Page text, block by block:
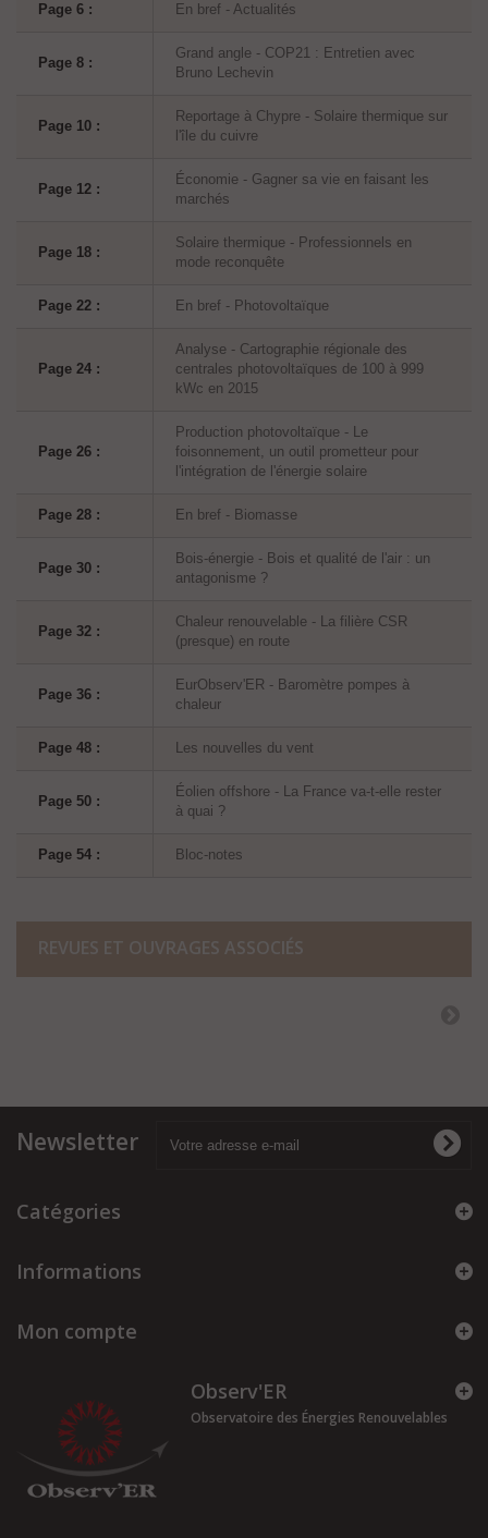
Page 6 : En bref - Actualités
Page 8 :
Grand angle - COP21 : Entretien avec
Bruno Lechevin
Page 10 :
Reportage à Chypre - Solaire thermique sur
l'île du cuivre
Page 12 :
Économie - Gagner sa vie en faisant les
marchés
Page 18 :
Solaire thermique - Professionnels en
mode reconquête
Page 22 : En bref - Photovoltaïque
Page 24 :
Analyse - Cartographie régionale des
centrales photovoltaïques de 100 à 999
kWc en 2015
Page 26 :
Production photovoltaïque - Le
foisonnement, un outil prometteur pour
l'intégration de l'énergie solaire
Page 28 : En bref - Biomasse
Page 30 :
Bois-énergie - Bois et qualité de l'air : un
antagonisme ?
Page 32 :
Chaleur renouvelable - La filière CSR
(presque) en route
Page 36 :
EurObserv'ER - Baromètre pompes à
chaleur
Page 48 : Les nouvelles du vent
Page 50 :
Éolien offshore - La France va-t-elle rester
à quai ?
Page 54 : Bloc-notes
REVUES ET OUVRAGES ASSOCIÉS
Newsletter
Catégories
Informations
Mon compte
Observ'ER
Observatoire des Énergies Renouvelables